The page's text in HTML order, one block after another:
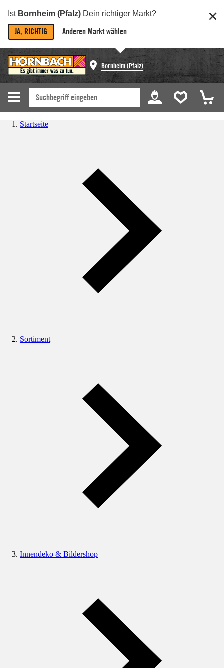
Ist Bornheim (Pfalz) Dein richtiger Markt?
JA, RICHTIG Anderen Markt wählen
Bornheim (Pfalz)
Startseite
Sortiment
Innendeko & Bildershop